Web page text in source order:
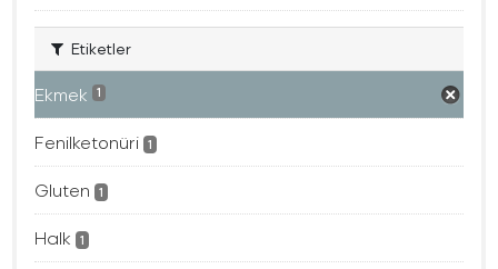
Etiketler
Ekmek 1
Fenilketonüri 1
Gluten 1
Halk 1